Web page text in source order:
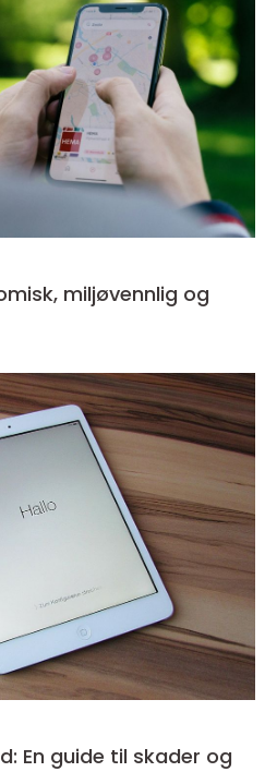
miljøvennlig og
En guide til skader og